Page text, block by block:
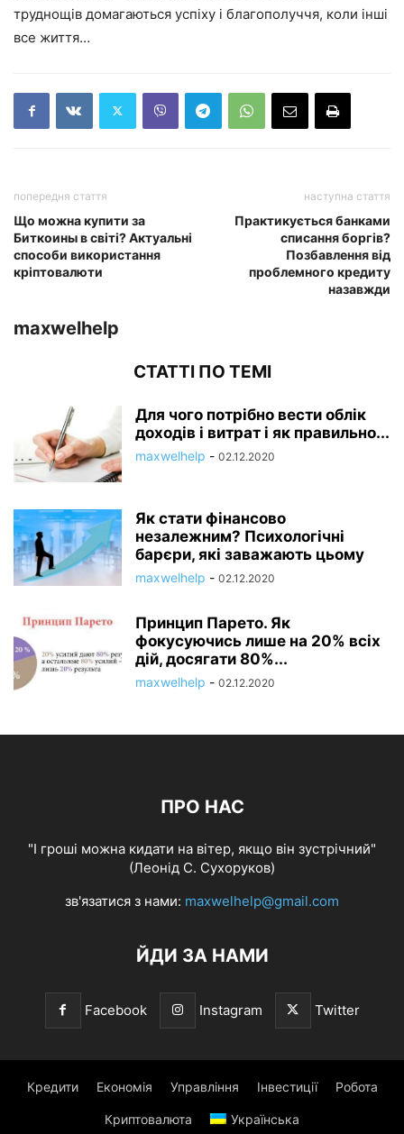
труднощів домагаються успіху і благополуччя, коли інші
все життя…
попередня стаття
Що можна купити за
Биткоины в світі? Актуальні
способи використання
кріптовалюти
наступна стаття
Практикується банками
списання боргів?
Позбавлення від
проблемного кредиту
назавжди
maxwelhelp
СТАТТІ ПО ТЕМІ
Для чого потрібно вести облік
доходів і витрат і як правильно...
maxwelhelp - 02.12.2020
Як стати фінансово
незалежним? Психологічні
барєри, які заважають цьому
maxwelhelp - 02.12.2020
Принцип Парето. Як
фокусуючись лише на 20% всіх
дій, досягати 80%...
maxwelhelp - 02.12.2020
ПРО НАС
"І гроші можна кидати на вітер, якщо він зустрічний"
(Леонід С. Сухоруков)
зв'язатися з нами: maxwelhelp@gmail.com
ЙДИ ЗА НАМИ
Facebook Instagram Twitter
Кредити Економія Управління Інвестиції Робота
Криптовалюта Українська